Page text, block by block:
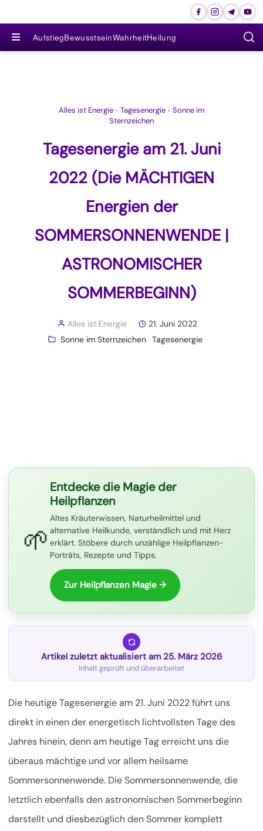
≡ AufstiegBewusstseinWahrheitHeilung
Alles ist Energie › Tagesenergie › Sonne im
Sternzeichen
Tagesenergie am 21. Juni
2022 (Die MÄCHTIGEN
Energien der
SOMMERSONNENWENDE |
ASTRONOMISCHER
SOMMERBEGINN)
Alles ist Energie
21. Juni 2022
Sonne im Sternzeichen Tagesenergie
🌱
Entdecke die Magie der
Heilpflanzen
Altes Kräuterwissen, Naturheilmittel und
alternative Heilkunde, verständlich und mit Herz
erklärt. Stöbere durch unzählige Heilpflanzen-
Porträts, Rezepte und Tipps.
Zur Heilpflanzen Magie →
Artikel zuletzt aktualisiert am 25. März 2026
Inhalt geprüft und überarbeitet
Die heutige Tagesenergie am 21. Juni 2022 führt uns
direkt in einen der energetisch lichtvollsten Tage des
Jahres hinein, denn am heutige Tag erreicht uns die
überaus mächtige und vor allem heilsame
Sommersonnenwende. Die Sommersonnenwende, die
letztlich ebenfalls den astronomischen Sommerbeginn
darstellt und diesbezüglich den Sommer komplett